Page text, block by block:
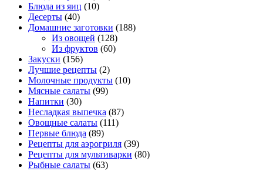
Блюда из яиц (10)
Десерты (40)
Домашние заготовки (188)
Из овощей (128)
Из фруктов (60)
Закуски (156)
Лучшие рецепты (2)
Молочные продукты (10)
Мясные салаты (99)
Напитки (30)
Несладкая выпечка (87)
Овощные салаты (111)
Первые блюда (89)
Рецепты для аэрогриля (39)
Рецепты для мультиварки (80)
Рыбные салаты (63)